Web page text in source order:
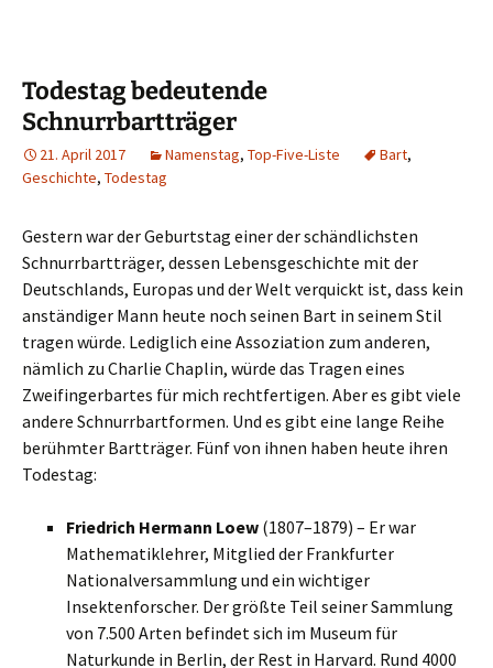
Todestag bedeutende
Schnurrbartträger
21. April 2017 Namenstag, Top-Five-Liste Bart,
Geschichte, Todestag
Gestern war der Geburtstag einer der schändlichsten
Schnurrbartträger, dessen Lebensgeschichte mit der
Deutschlands, Europas und der Welt verquickt ist, dass kein
anständiger Mann heute noch seinen Bart in seinem Stil
tragen würde. Lediglich eine Assoziation zum anderen,
nämlich zu Charlie Chaplin, würde das Tragen eines
Zweifingerbartes für mich rechtfertigen. Aber es gibt viele
andere Schnurrbartformen. Und es gibt eine lange Reihe
berühmter Bartträger. Fünf von ihnen haben heute ihren
Todestag:
Friedrich Hermann Loew (1807–1879) – Er war
Mathematiklehrer, Mitglied der Frankfurter
Nationalversammlung und ein wichtiger
Insektenforscher. Der größte Teil seiner Sammlung
von 7.500 Arten befindet sich im Museum für
Naturkunde in Berlin, der Rest in Harvard. Rund 4000